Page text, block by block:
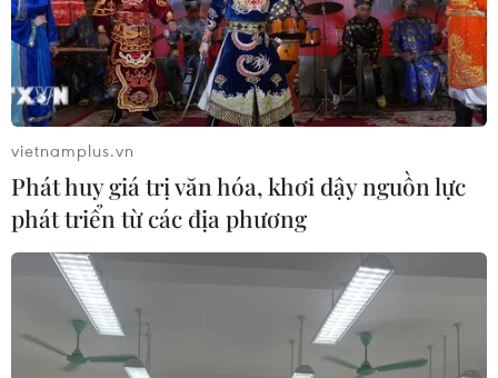
vietnamplus.vn
Phát huy giá trị văn hóa, khơi dậy nguồn lực
phát triển từ các địa phương